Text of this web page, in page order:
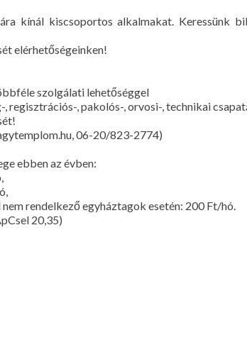
kínál kiscsoportos alkalmakat. Keressünk
elérhetőségeinken!
szolgálati lehetőséggel
regisztrációs-, pakolós-, orvosi-, technikai
06-20/823-2774)
ebben az évben:
rendelkező egyháztagok esetén: 200 Ft/hó.
20,35)